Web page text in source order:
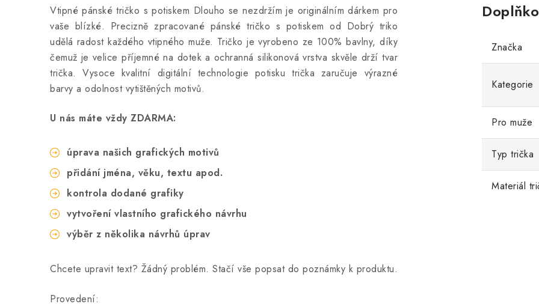
Vtipné pánské tričko s potiskem Dlouho se nezdržím je originálním dárkem pro
vaše blízké. Precizně zpracované pánské tričko s potiskem od Dobrý triko
udělá radost každého vtipného muže. Tričko je vyrobeno ze 100% bavlny, díky
čemuž je velice příjemné na dotek a ochranná silikonová vrstva skvěle drží tvar
trička. Vysoce kvalitní digitální technologie potisku trička zaručuje výrazné
barvy a odolnost vytištěných motivů.
U nás máte vždy ZDARMA:
úprava našich grafických motivů
přidání jména, věku, textu apod.
kontrola dodané grafiky
vytvoření vlastního grafického návrhu
výběr z několika návrhů úprav
Chcete upravit text? Žádný problém. Stačí vše popsat do poznámky k produktu.
Provedení:
Značka
Kategorie
Pro muže
Typ trička
Materiál